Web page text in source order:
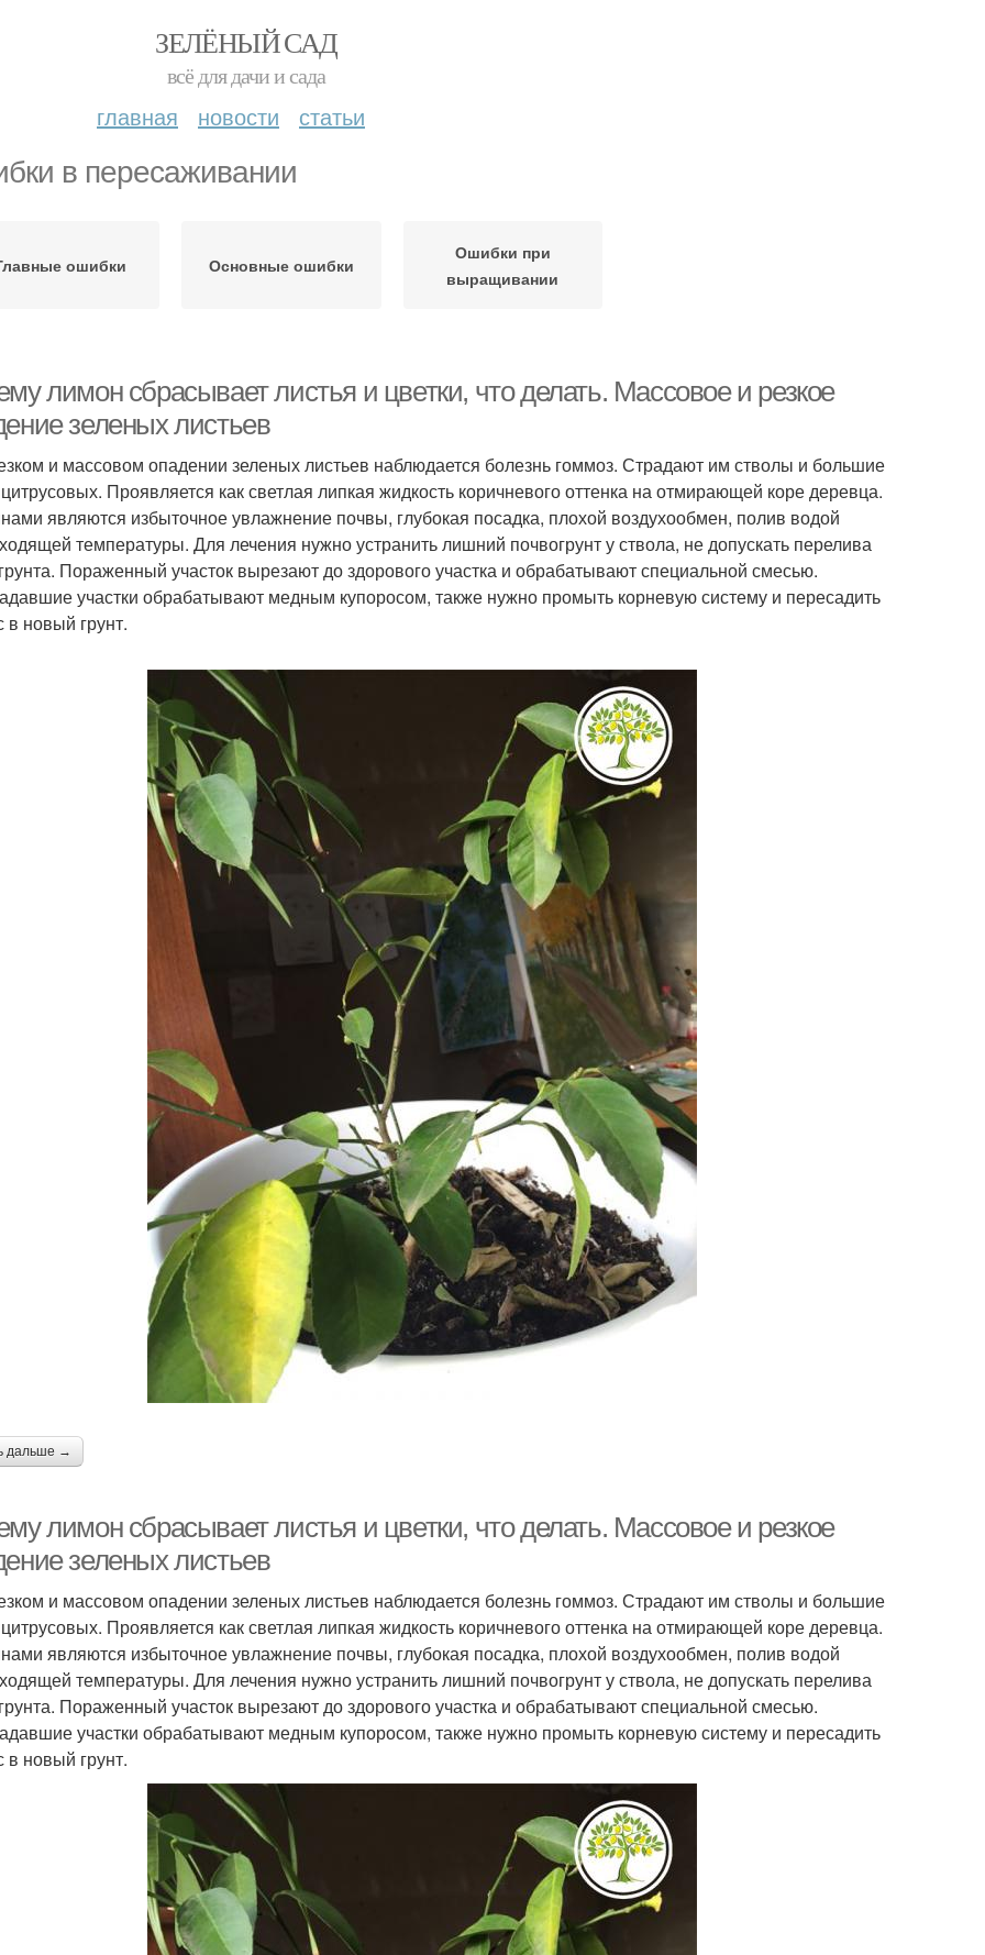
ЗЕЛЁНЫЙ САД
всё для дачи и сада
главная новости статьи
в пересаживании
ошибки Основные ошибки
Ошибки при
выращивании
лимон сбрасывает листья и цветки, что делать. Массовое и резкое
зеленых листьев
и массовом опадении зеленых листьев наблюдается болезнь гоммоз. Страдают им стволы и большие
Проявляется как светлая липкая жидкость коричневого оттенка на отмирающей коре деревца.
являются избыточное увлажнение почвы, глубокая посадка, плохой воздухообмен, полив водой
температуры. Для лечения нужно устранить лишний почвогрунт у ствола, не допускать перелива
Пораженный участок вырезают до здорового участка и обрабатывают специальной смесью.
участки обрабатывают медным купоросом, также нужно промыть корневую систему и пересадить
в новый грунт.
дальше →
лимон сбрасывает листья и цветки, что делать. Массовое и резкое
зеленых листьев
и массовом опадении зеленых листьев наблюдается болезнь гоммоз. Страдают им стволы и большие
Проявляется как светлая липкая жидкость коричневого оттенка на отмирающей коре деревца.
являются избыточное увлажнение почвы, глубокая посадка, плохой воздухообмен, полив водой
температуры. Для лечения нужно устранить лишний почвогрунт у ствола, не допускать перелива
Пораженный участок вырезают до здорового участка и обрабатывают специальной смесью.
участки обрабатывают медным купоросом, также нужно промыть корневую систему и пересадить
в новый грунт.